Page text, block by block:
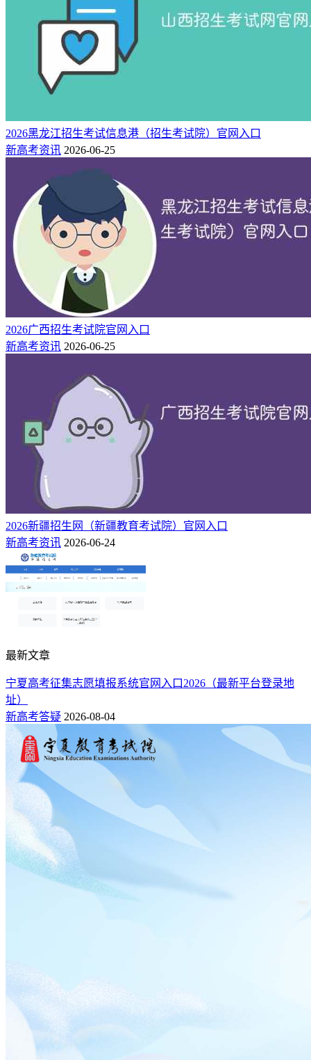
9、特定科类选项
系统会根据考生的不同科类，自动出现或隐藏一些只供特定科
类考生选择的选项。例如残疾类型的考生需要选择残疾级别、
种类等信息。往届生需要登记高中毕业证书号。
10、外语考试语种
英语口语，仅供普通高考考生进行选择。部分高校外语专业需
英语口试成绩，即湖北省英语口语等级（三级）考试合格成
绩，该成绩有效期为三年。准备参加2025年上半年“英语口语
等级（三级）考试”的考生在网上报名时须选择“参加2025年4
等级（三级）考试”的可选择“用以往成绩”。
11、“有何特长”、“奖励或处分”
“有何特长”、“奖励或处分”两栏最多允许输入20个字符，如果
没有，填写“无”。奖励处分请认真填写，不要填写类似“XXX
网游月度奖”这样的非正式奖励或处分。
12、本人简历栏
按栏目要求填写从高中阶段(中职生从职高、中专、技校阶段)
开始的学习情况。
13、家庭主要成员栏
考生应录入父母亲或监护人的基本情况。如有两个监护人，应
该全部录入。
2026黑龙江招生考试信息港（招生考试院）官网入口
新高考资讯 2026-06-25
2026广西招生考试院官网入口
新高考资讯 2026-06-25
2026新疆招生网（新疆教育考试院）官网入口
新高考资讯 2026-06-24
最新文章
宁夏高考征集志愿填报系统官网入口2026（最新平台登录地
址）
新高考答疑 2026-08-04